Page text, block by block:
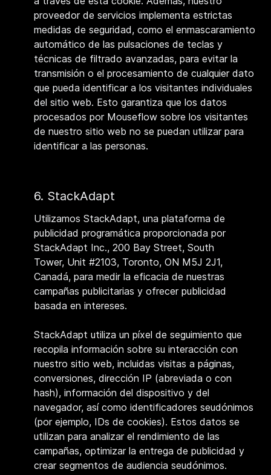
proveedor de servicios implementa estrictas
medidas de seguridad, como el enmascaramiento
automático de las pulsaciones de teclas y
técnicas de filtrado avanzadas, para evitar la
transmisión o el procesamiento de cualquier dato
que pueda identificar a los visitantes individuales
del sitio web. Esto garantiza que los datos
procesados por Mouseflow sobre los visitantes
de nuestro sitio web no se puedan utilizar para
identificar a las personas.
6. StackAdapt
Utilizamos StackAdapt, una plataforma de
publicidad programática proporcionada por
StackAdapt Inc., 200 Bay Street, South
Tower, Unit #2103, Toronto, ON M5J 2J1,
Canadá, para medir la eficacia de nuestras
campañas publicitarias y ofrecer publicidad
basada en intereses.
StackAdapt utiliza un píxel de seguimiento que
recopila información sobre su interacción con
nuestro sitio web, incluidas visitas a páginas,
conversiones, dirección IP (abreviada o con
hash), información del dispositivo y del
navegador, así como identificadores seudónimos
(por ejemplo, IDs de cookies). Estos datos se
utilizan para analizar el rendimiento de las
campañas, optimizar la entrega de publicidad y
crear segmentos de audiencia seudónimos.